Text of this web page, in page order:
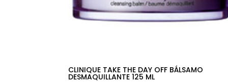
CLINIQUE TAKE THE DAY OFF BÁLSAMO
DESMAQUILLANTE 125 ML